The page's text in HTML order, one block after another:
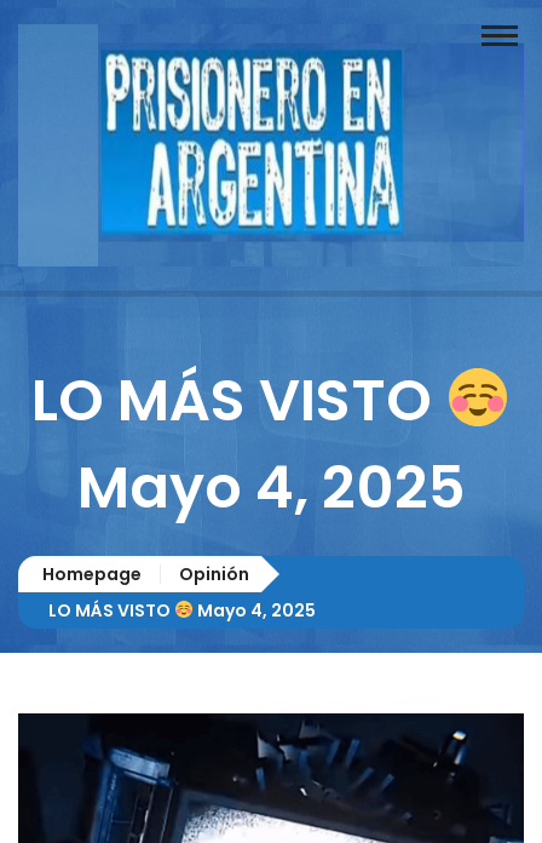
Buscador
Documentos
Reportajes
Columnistas
LO MÁS VISTO
Mayo 4, 2025
Homepage
Opinión
LO MÁS VISTO
Mayo 4, 2025